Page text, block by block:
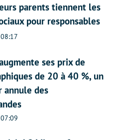
parents tiennent les
pour responsables
ses prix de
de 20 à 40 %, un
annule des